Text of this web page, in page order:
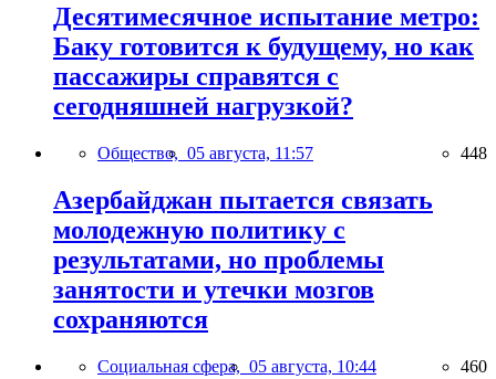
Десятимесячное испытание метро:
Баку готовится к будущему, но как
пассажиры справятся с
сегодняшней нагрузкой?
Общество, 05 августа, 11:57 448
Азербайджан пытается связать
молодежную политику с
результатами, но проблемы
занятости и утечки мозгов
сохраняются
Социальная сфера, 05 августа, 10:44 460